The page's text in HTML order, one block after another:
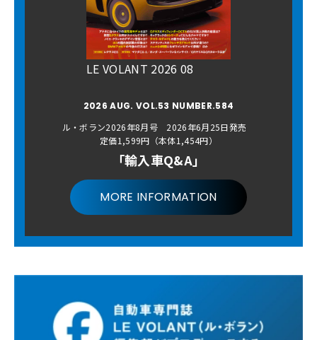
LE VOLANT 2026 08
2026 AUG. VOL.53 NUMBER.584
ル・ボラン2026年8月号 2026年6月25日発売
定価1,599円（本体1,454円）
「輸入車Q&A」
MORE INFORMATION